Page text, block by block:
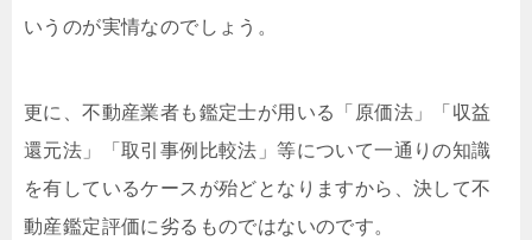
いうのが実情なのでしょう。
更に、不動産業者も鑑定士が用いる「原価法」「収益
還元法」「取引事例比較法」等について一通りの知識
を有しているケースが殆どとなりますから、決して不
動産鑑定評価に劣るものではないのです。